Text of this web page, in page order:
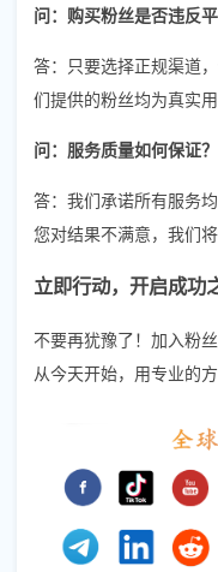
问：购买粉丝是否违反平
答：只要选择正规渠道
们提供的粉丝均为真实
问：服务质量如何保证？
答：我们承诺所有服务
您对结果不满意，我们
立即行动，开启成功
不要再犹豫了！加入粉
从今天开始，用专业的